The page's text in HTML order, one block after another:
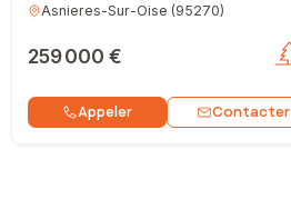
Asnieres-Sur-Oise (95270)
259 000 €
Appeler Contacter